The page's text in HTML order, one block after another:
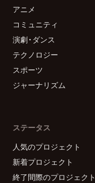
アニメ
コミュニティ
演劇・ダンス
テクノロジー
スポーツ
ジャーナリズム
ステータス
人気のプロジェクト
新着プロジェクト
終了間際のプロジェクト